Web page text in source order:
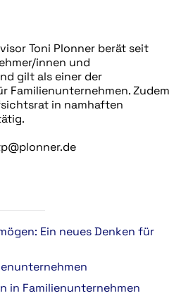
Toni Plonner berät seit
innen und
gilt als einer der
Familienunternehmen. Zudem
in namhaften
Ein neues Denken für
in Familienunternehmen